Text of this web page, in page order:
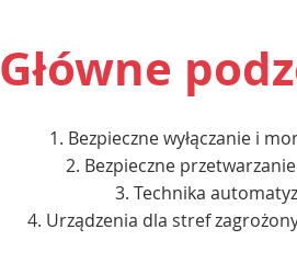
Główne
Bezpieczne wyłączanie i
Bezpieczne przetwarzanie
Technika
Urządzenia dla stref